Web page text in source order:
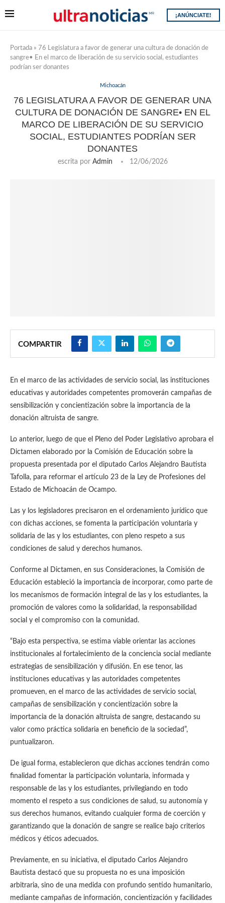
¡ANÚNCIATE!
Portada » 76 Legislatura a favor de generar una cultura de donación de
sangre•⁠ ⁠En el marco de liberación de su servicio social, estudiantes
podrían ser donantes
Michoacán
76 LEGISLATURA A FAVOR DE GENERAR UNA
CULTURA DE DONACIÓN DE SANGRE•⁠ ⁠EN EL
MARCO DE LIBERACIÓN DE SU SERVICIO
SOCIAL, ESTUDIANTES PODRÍAN SER
DONANTES
escrita por Admin 12/06/2026
COMPARTIR
En el marco de las actividades de servicio social, las instituciones
educativas y autoridades competentes promoverán campañas de
sensibilización y concientización sobre la importancia de la
donación altruista de sangre.
Lo anterior, luego de que el Pleno del Poder Legislativo aprobara el
Dictamen elaborado por la Comisión de Educación sobre la
propuesta presentada por el diputado Carlos Alejandro Bautista
Tafolla, para reformar el artículo 23 de la Ley de Profesiones del
Estado de Michoacán de Ocampo.
Las y los legisladores precisaron en el ordenamiento jurídico que
con dichas acciones, se fomenta la participación voluntaria y
solidaria de las y los estudiantes, con pleno respeto a sus
condiciones de salud y derechos humanos.
Conforme al Dictamen, en sus Consideraciones, la Comisión de
Educación estableció la importancia de incorporar, como parte de
los mecanismos de formación integral de las y los estudiantes, la
promoción de valores como la solidaridad, la responsabilidad
social y el compromiso con la comunidad.
“Bajo esta perspectiva, se estima viable orientar las acciones
institucionales al fortalecimiento de la conciencia social mediante
estrategias de sensibilización y difusión. En ese tenor, las
instituciones educativas y las autoridades competentes
promueven, en el marco de las actividades de servicio social,
campañas de sensibilización y concientización sobre la
importancia de la donación altruista de sangre, destacando su
valor como práctica solidaria en beneficio de la sociedad”,
puntualizaron.
De igual forma, establecieron que dichas acciones tendrán como
finalidad fomentar la participación voluntaria, informada y
responsable de las y los estudiantes, privilegiando en todo
momento el respeto a sus condiciones de salud, su autonomía y
sus derechos humanos, evitando cualquier forma de coerción y
garantizando que la donación de sangre se realice bajo criterios
médicos y éticos adecuados.
Previamente, en su iniciativa, el diputado Carlos Alejandro
Bautista destacó que su propuesta no es una imposición
arbitraria, sino de una medida con profundo sentido humanitario,
mediante campañas de información, concientización y facilidades